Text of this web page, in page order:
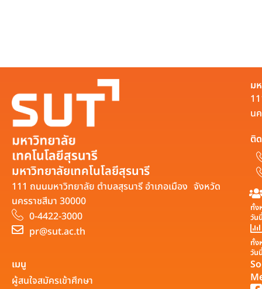
มหาวิทยาลัยเทคโนโลยีสุรนารี
111 ถนนมหาวิทยาลัย ตำบลสุรนารี อำเภอเมือง จังหวัด
นครราชสีมา 30000
0-4422-3000
pr@sut.ac.th
ม
น
ติ
ทั้ง
วัน
ทั้ง
วัน
เมนู
ผู้สนใจสมัครเข้าศึกษา